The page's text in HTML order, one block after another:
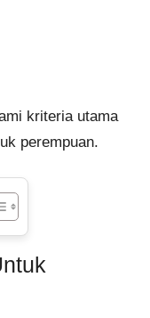
kriteria utama
perempuan.